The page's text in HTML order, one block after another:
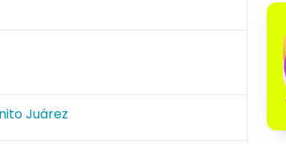
Juárez